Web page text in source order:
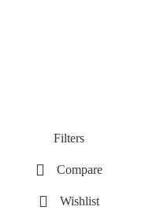
Filters
Compare
Wishlist